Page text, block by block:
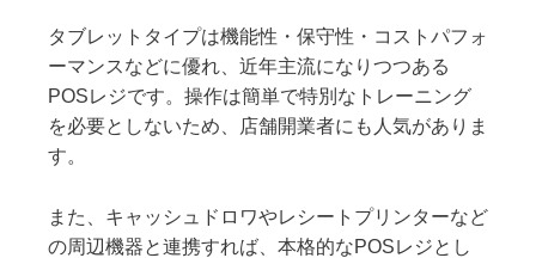
タブレットタイプは機能性・保守性・コストパフォ
ーマンスなどに優れ、近年主流になりつつある
POSレジです。操作は簡単で特別なトレーニング
を必要としないため、店舗開業者にも人気がありま
す。
また、キャッシュドロワやレシートプリンターなど
の周辺機器と連携すれば、本格的なPOSレジとし